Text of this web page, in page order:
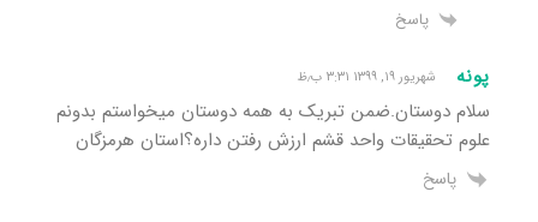
پاسخ
پونه شهریور ۱۹, ۱۳۹۹ ۳:۳۱ ب٫ظ
سلام دوستان.ضمن تبریک به همه دوستان میخواستم بدونم
علوم تحقیقات واحد قشم ارزش رفتن داره؟استان هرمزگان
پاسخ